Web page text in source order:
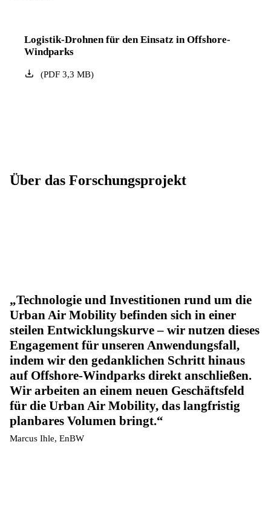
Logistik-Drohnen für den Einsatz in Offshore-
Windparks
(PDF3,3 MB)
Über das Forschungsprojekt
Technologie und Investitionen rund um die
Urban Air Mobility befinden sich in einer
steilen Entwicklungskurve – wir nutzen dieses
Engagement für unseren Anwendungsfall,
indem wir den gedanklichen Schritt hinaus
auf Offshore-Windparks direkt anschließen.
Wir arbeiten an einem neuen Geschäftsfeld
für die Urban Air Mobility, das langfristig
planbares Volumen bringt.
Marcus Ihle, EnBW